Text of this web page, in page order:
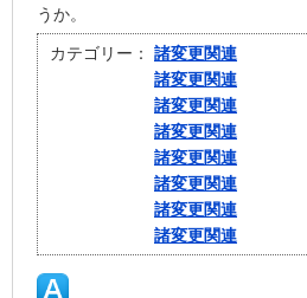
うか。
カテゴリー：
諸変更関連
諸変更関連
諸変更関連
諸変更関連
諸変更関連
諸変更関連
諸変更関連
諸変更関連